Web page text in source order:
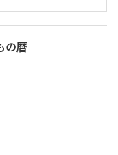
の暦